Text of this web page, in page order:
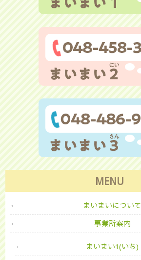
MENU
まいまいについて
事業所案内
まいまい1(いち)